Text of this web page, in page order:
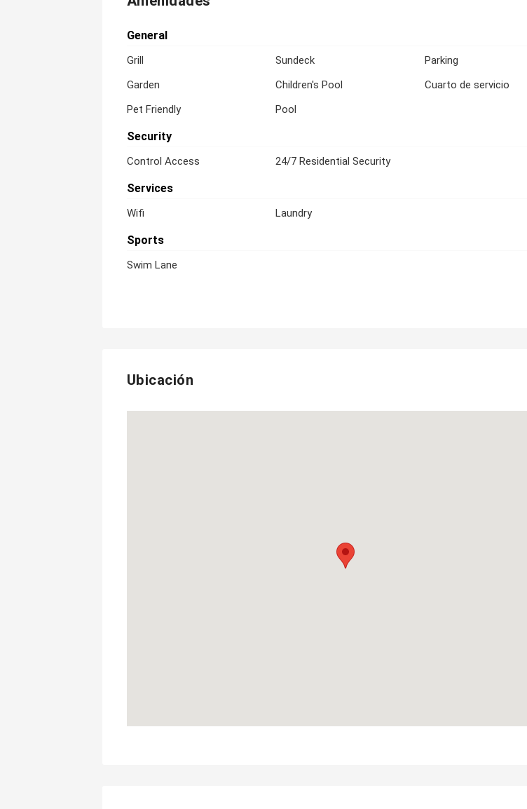
General
Grill
Garden
Pet Friendly
Sundeck
Children's Pool
Pool
Parking
Cuarto de servicio
Security
Control Access 24/7 Residential Security
Services
Wifi Laundry
Sports
Swim Lane
Ubicación